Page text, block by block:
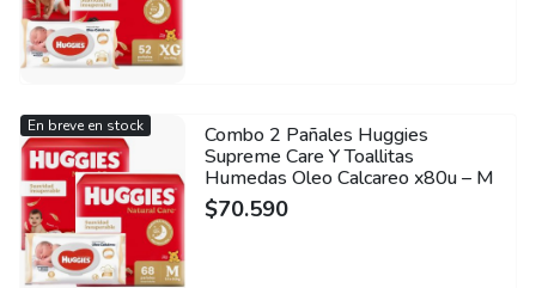
Combo 2 Pañales Huggies
Supreme Care Y Toallitas
Humedas Oleo Calcareo x80u – M
$70.590
En breve en stock